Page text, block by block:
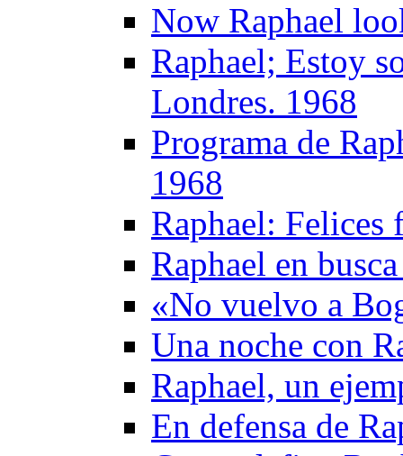
Now Raphael
Raphael; Estoy
Londres. 1968
Programa de
1968
Raphael: Felices
Raphael en
«No vuelvo a
Una noche con
Raphael, un
En defensa de